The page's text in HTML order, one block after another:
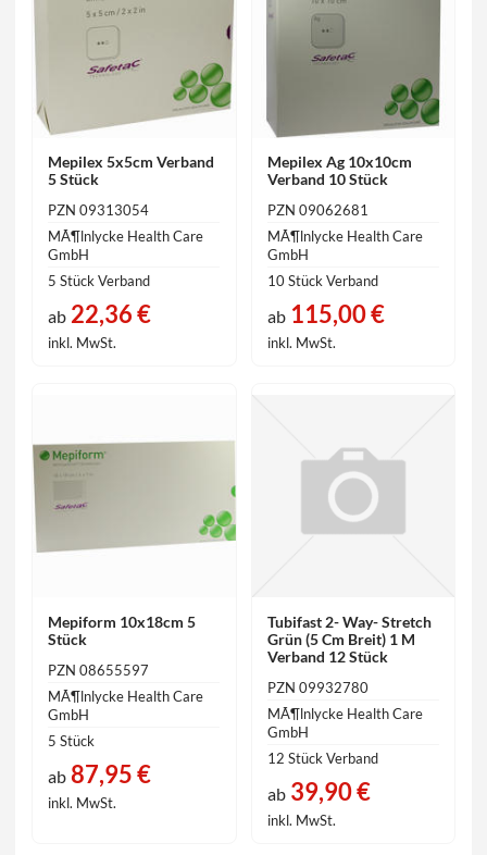
Mepilex 5x5cm Verband
5 Stück
PZN 09313054
MÃ¶lnlycke Health Care
GmbH
5 Stück Verband
ab 22,36 €
inkl. MwSt.
Mepilex Ag 10x10cm
Verband 10 Stück
PZN 09062681
MÃ¶lnlycke Health Care
GmbH
10 Stück Verband
ab115,00 €
inkl. MwSt.
Mepiform 10x18cm 5
Stück
PZN 08655597
MÃ¶lnlycke Health Care
GmbH
5 Stück
ab 87,95 €
inkl. MwSt.
Tubifast 2- Way- Stretch
Grün (5 Cm Breit) 1 M
Verband 12 Stück
PZN 09932780
MÃ¶lnlycke Health Care
GmbH
12 Stück Verband
ab39,90 €
inkl. MwSt.